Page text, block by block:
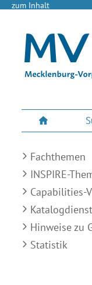
zum Inhalt
Fachthemen
INSPIRE-
Capabilities-
Katalogdienst
Hinweise zu
Statistik